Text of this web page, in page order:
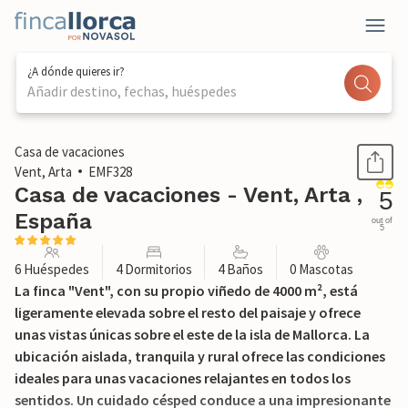
¿A dónde quieres ir?
Añadir destino, fechas, huéspedes
1 / 42
Casa de vacaciones
Vent, Arta
EMF328
Casa de vacaciones - Vent, Arta ,
España
5
out of
5
6 Huéspedes 4 Dormitorios 4 Baños 0 Mascotas
La finca "Vent", con su propio viñedo de 4000 m², está
ligeramente elevada sobre el resto del paisaje y ofrece
unas vistas únicas sobre el este de la isla de Mallorca. La
ubicación aislada, tranquila y rural ofrece las condiciones
ideales para unas vacaciones relajantes en todos los
sentidos. Un cuidado césped conduce a una impresionante